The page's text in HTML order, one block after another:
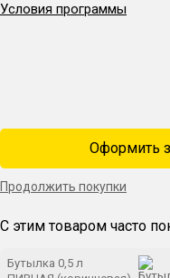
Условия программы
Оформить
Продолжить покупки
С этим товаром часто
Бутылка 0,5 л